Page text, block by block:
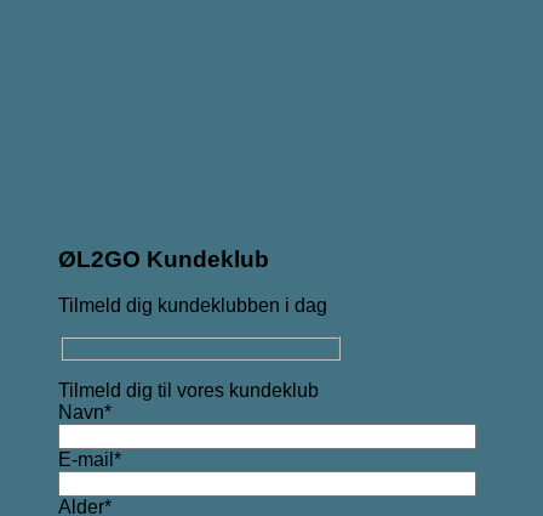
ØL2GO Kundeklub
Tilmeld dig kundeklubben i dag
Tilmeld dig til vores kundeklub
Navn*
E-mail*
Alder*